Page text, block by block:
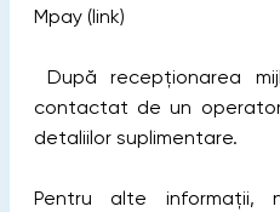
Mpay (link)
După recepționarea
contactat de un
detaliilor suplimentare.
Pentru alte